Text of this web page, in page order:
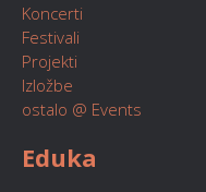
Koncerti
Festivali
Projekti
Izložbe
ostalo @ Events
Eduka